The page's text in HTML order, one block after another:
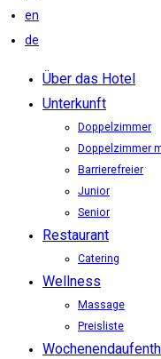
en
de
Über das Hotel
Unterkunft
Doppelzimmer
Doppelzimmer
Barrierefreier
Junior
Senior
Restaurant
Catering
Wellness
Massage
Preisliste